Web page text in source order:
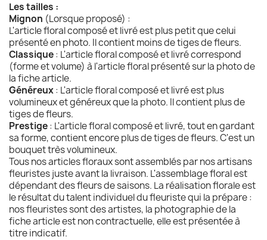
Les tailles :
Mignon (Lorsque proposé) :
L'article floral composé et livré est plus petit que celui
présenté en photo. Il contient moins de tiges de fleurs.
Classique: L'article floral composé et livré correspond
(forme et volume) à l'article floral présenté sur la photo de
la fiche article.
Généreux: L'article floral composé et livré est plus
volumineux et généreux que la photo. Il contient plus de
tiges de fleurs.
Prestige: L'article floral composé et livré, tout en gardant
sa forme, contient encore plus de tiges de fleurs. C'est un
bouquet très volumineux.
Tous nos articles floraux sont assemblés par nos artisans
fleuristes juste avant la livraison. L'assemblage floral est
dépendant des fleurs de saisons. La réalisation florale est
le résultat du talent individuel du fleuriste qui la prépare :
nos fleuristes sont des artistes, la photographie de la
fiche article est non contractuelle, elle est présentée à
titre indicatif.